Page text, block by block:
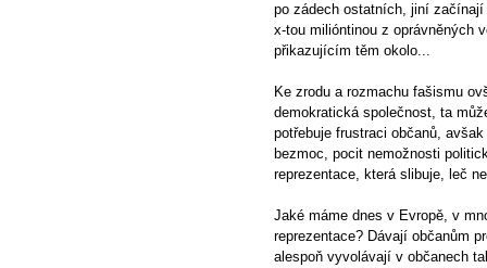
po zádech ostatních, jiní
x-tou milióntinou z oprávněných
přikazujícím těm okolo...
Ke zrodu a rozmachu fašismu
demokratická společnost, ta
potřebuje frustraci občanů,
bezmoc, pocit nemožnosti
reprezentace, která slibuje, leč
Jaké máme dnes v Evropě, v
reprezentace? Dávají občanům
alespoň vyvolávají v občanech